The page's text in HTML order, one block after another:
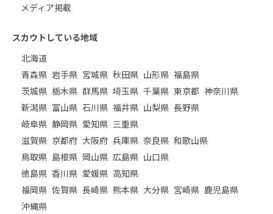
メディア掲載
スカウトしている地域
北海道
青森県 岩手県 宮城県 秋田県 山形県 福島県
茨城県 栃木県 群馬県 埼玉県 千葉県 東京都 神奈川県
新潟県 富山県 石川県 福井県 山梨県 長野県
岐阜県 静岡県 愛知県 三重県
滋賀県 京都府 大阪府 兵庫県 奈良県 和歌山県
鳥取県 島根県 岡山県 広島県 山口県
徳島県 香川県 愛媛県 高知県
福岡県 佐賀県 長崎県 熊本県 大分県 宮崎県 鹿児島県
沖縄県